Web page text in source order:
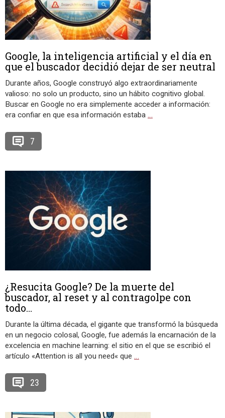
Google, la inteligencia artificial y el día en
que el buscador decidió dejar de ser neutral
Durante años, Google construyó algo extraordinariamente
valioso: no solo un producto, sino un hábito cognitivo global.
Buscar en Google no era simplemente acceder a información:
era confiar en que esa información estaba …
7
¿Resucita Google? De la muerte del
buscador, al reset y al contragolpe con
todo…
Durante la última década, el gigante que transformó la búsqueda
en un negocio colosal, Google, fue además la encarnación de la
excelencia en machine learning: el sitio en el que se escribió el
artículo «Attention is all you need« que …
23